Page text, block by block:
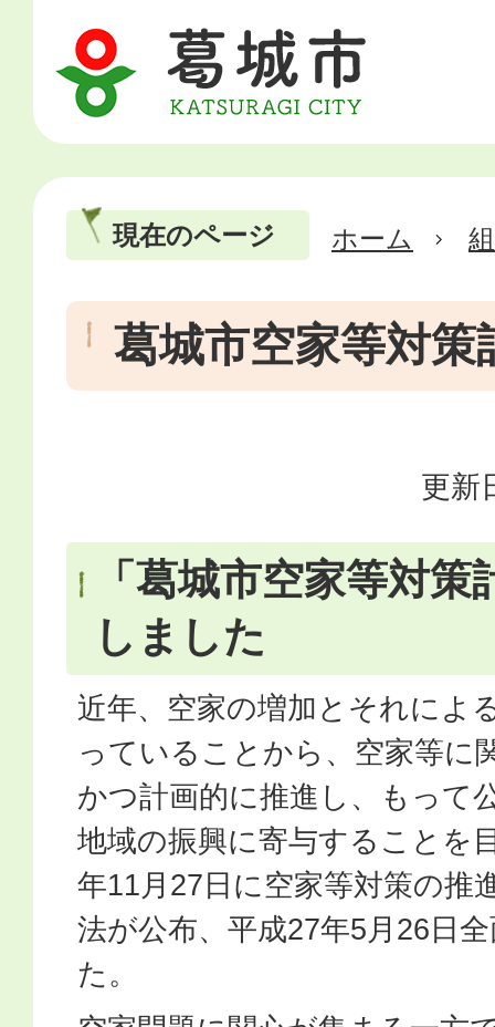
現在のページ ホーム
葛城市空家等対策
更新
「葛城市空家等対
しました
近年、空家の増加とそれによ
っていることから、空家等に
かつ計画的に推進し、もって
地域の振興に寄与することを
年11月27日に空家等対策の推
法が公布、平成27年5月26日
た。